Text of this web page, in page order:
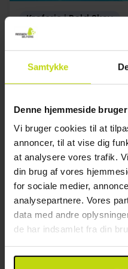
Samtykke
Denne hjemmeside
Vi bruger cookies til at
annoncer, til at vise dig
at analysere vores trafik.
din brug af vores
for sociale medier,
analysepartnere. Vores
data med andre
de har indsamlet fra din
Kroferie i Rold Skov
Rold StorKro
4.2 Meget god 60 anmeldelser
Hobro
2x overnatninger
2x morgenmad
1x 3-retters menu
1x krondyrragout (dag
∞ Gratis internet og
Se alt, der er inkluderet
Aug 1599,-
I alt 3198,-